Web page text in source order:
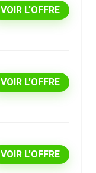
VOIR L'OFFRE
VOIR L'OFFRE
VOIR L'OFFRE